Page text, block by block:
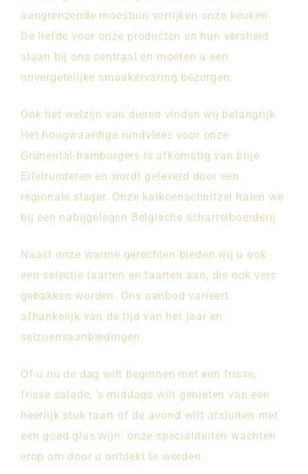
aangrenzende moestuin verrijken onze keuken.
De liefde voor onze producten en hun versheid
staan ​​bij ons centraal en moeten u een
onvergetelijke smaakervaring bezorgen.
Ook het welzijn van dieren vinden wij belangrijk.
Het hoogwaardige rundvlees voor onze
Grünental-hamburgers is afkomstig van blije
Eifelrunderen en wordt geleverd door een
regionale slager. Onze kalkoenschnitzel halen we
bij een nabijgelegen Belgische scharrelboerderij.
Naast onze warme gerechten bieden wij u ook
een selectie taarten en taarten aan, die ook vers
gebakken worden. Ons aanbod varieert
afhankelijk van de tijd van het jaar en
seizoensaanbiedingen.
Of u nu de dag wilt beginnen met een frisse,
frisse salade, ’s middags wilt genieten van een
heerlijk stuk taart of de avond wilt afsluiten met
een goed glas wijn: onze specialiteiten wachten
erop om door u ontdekt te worden.